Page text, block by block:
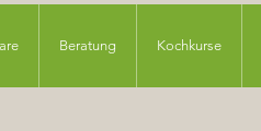
Beratung Kochkurse